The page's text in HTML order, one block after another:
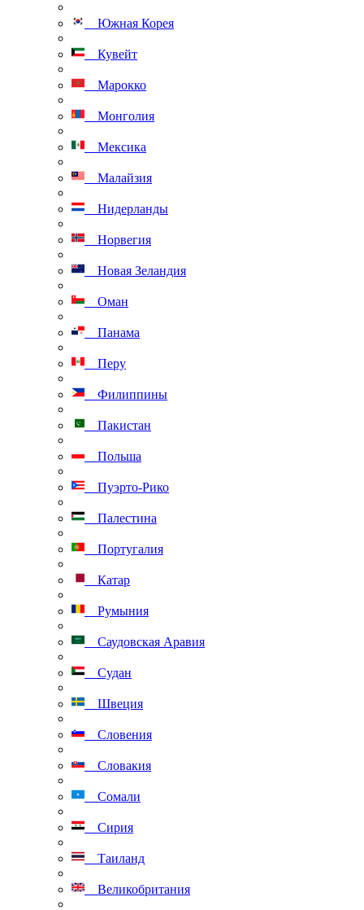
Южная Корея
Кувейт
Марокко
Монголия
Мексика
Малайзия
Нидерланды
Норвегия
Новая Зеландия
Оман
Панама
Перу
Филиппины
Пакистан
Польша
Пуэрто-Рико
Палестина
Португалия
Катар
Румыния
Саудовская Аравия
Судан
Швеция
Словения
Словакия
Сомали
Сирия
Таиланд
Великобритания